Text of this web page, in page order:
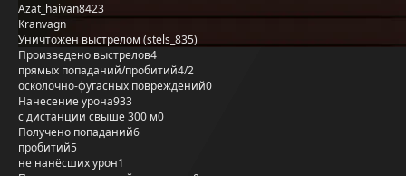
Azat_haivan8423
Kranvagn
Уничтожен выстрелом (stels_835)
Произведено выстрелов4
прямых попаданий/пробитий4/2
осколочно-фугасных повреждений0
Нанесение урона933
с дистанции свыше 300 м0
Получено попаданий6
пробитий5
не нанёсших урон1